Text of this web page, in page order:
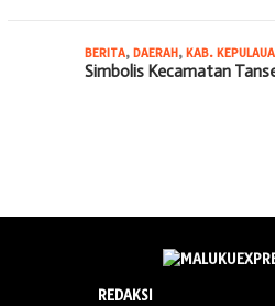
BERITA, DAERAH, KAB.
Simbolis Kecamatan
REDAKSI